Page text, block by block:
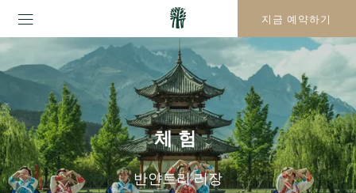
지금 예약하기
체험
반얀트리 리장